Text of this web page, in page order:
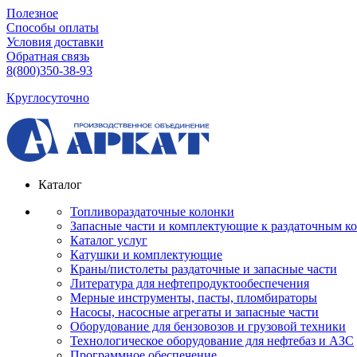
Полезное
Способы оплаты
Условия доставки
Обратная связь
8(800)350-38-93
Круглосуточно
Каталог
Топливораздаточные колонки
Запасные части и комплектующие к раздаточным
Каталог услуг
Катушки и комплектующие
Краны/пистолеты раздаточные и запасные части
Литература для нефтепродуктообеспечения
Мерные инструменты, пасты, пломбираторы
Насосы, насосные агрегаты и запасные части
Оборудование для бензовозов и грузовой техники
Технологическое оборудование для нефтебаз и АЗС